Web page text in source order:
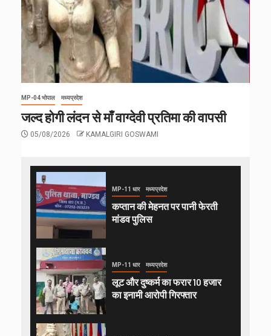
MP-04 भोपाल मध्यप्रदेश
जल्द होगी लंदन से माँ वाग्देवी प्रतिमा की वापसी
05/08/2026 KAMALGIRI GOSWAMI
MP-11 धार मध्यप्रदेश
कप्तान की मेहनत पर पानी फेरती
मांडव पुलिस
MP-11 धार मध्यप्रदेश
लूट और दुष्कर्म का फरार 10 हजार
का इनामी आरोपी गिरफ्तार